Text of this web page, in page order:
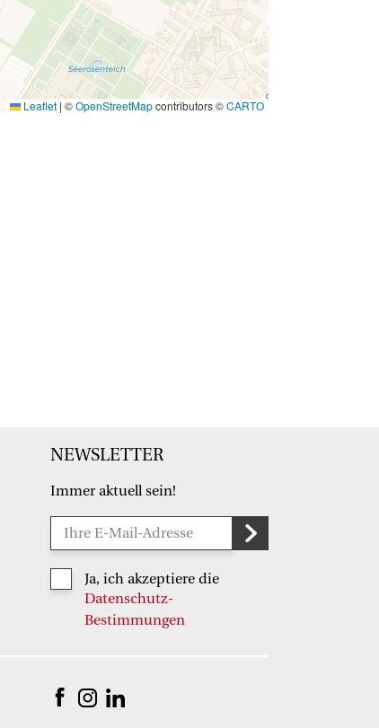
Leaflet | ©OpenStreetMapcontributors ©CARTO
NEWSLETTER
Immer aktuell sein!
Ja, ich akzeptiere die
Datenschutz-
Bestimmungen